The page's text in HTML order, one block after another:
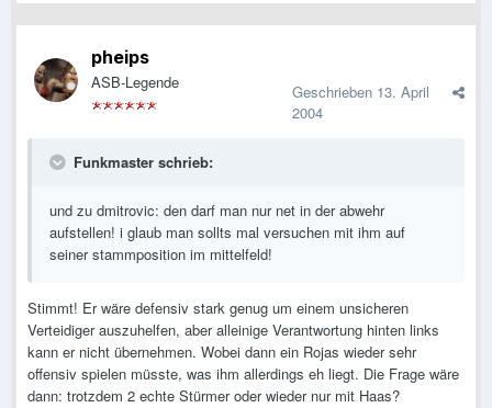
pheips
ASB-Legende Geschrieben 13. April
2004
Funkmaster schrieb:
und zu dmitrovic: den darf man nur net in der abwehr
aufstellen! i glaub man sollts mal versuchen mit ihm auf
seiner stammposition im mittelfeld!
Stimmt! Er wäre defensiv stark genug um einem unsicheren
Verteidiger auszuhelfen, aber alleinige Verantwortung hinten links
kann er nicht übernehmen. Wobei dann ein Rojas wieder sehr
offensiv spielen müsste, was ihm allerdings eh liegt. Die Frage wäre
dann: trotzdem 2 echte Stürmer oder wieder nur mit Haas?